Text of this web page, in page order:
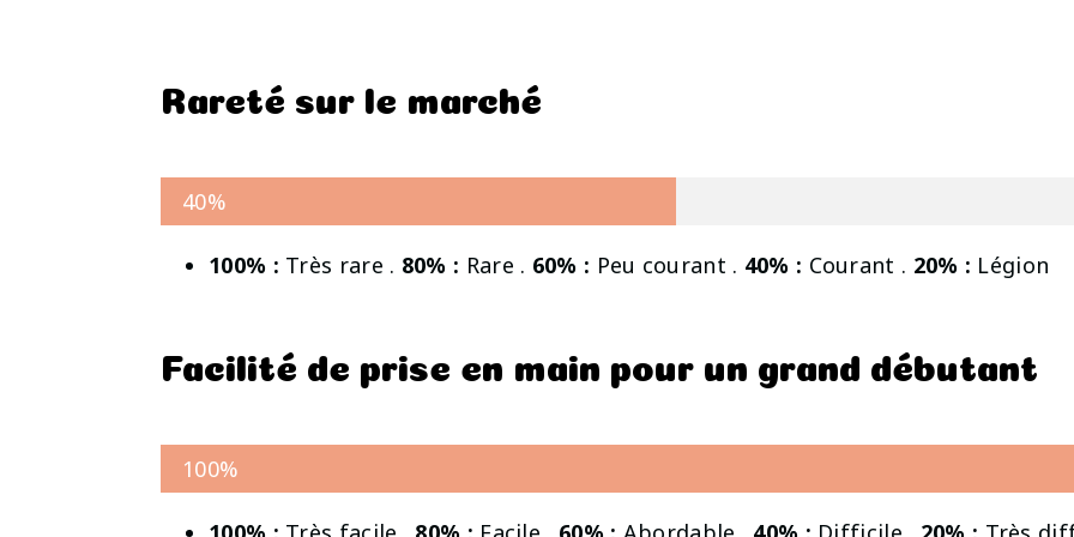
Rareté sur le marché
40%
100% : Très rare . 80% : Rare . 60% : Peu courant . 40% : Courant . 20% : Légion
Facilité de prise en main pour un grand débutant
100%